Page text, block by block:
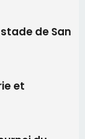
du
2026